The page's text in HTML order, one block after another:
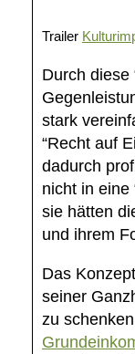
Trailer
Durch diese
stark
“Recht auf
dadurch
nicht in eine
sie hätten
und ihrem
Das
seiner
zu